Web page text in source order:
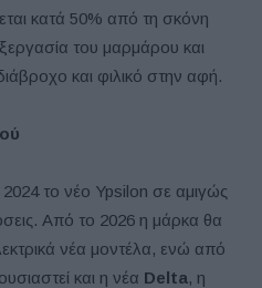
κατά 50% από τη σκόνη
του μαρμάρου και
και φιλικό στην αφή.
το νέο Ypsilon σε αμιγώς
Από το 2026 η μάρκα θα
νέα μοντέλα, ενώ από
και η νέα Delta, η